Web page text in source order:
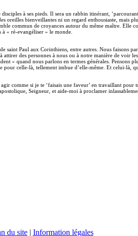
à ses pieds. Il sera un rabbin itinérant,
oreilles bienveillantes ni un regard enthousiaste, mais
commun de croyances autour du même maître. Elle
« ré-evangéliser » le monde.
Paul aux Corinthiens, entre autres. Nous faisons
des personnes à nous ou à notre manière de voir
» quand nous parlons en termes générales. Pensons
celle-là, tellement imbue d’elle-même. Et celui-là,
comme si je te ‘faisais une faveur’ en travaillant
Seigneur, et aide-moi à proclamer
du site| Information légales